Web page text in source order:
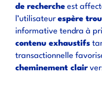
de recherche est
l’utilisateurespère
informative tendra à
contenu exhaustifs
transactionnelle
cheminement clair